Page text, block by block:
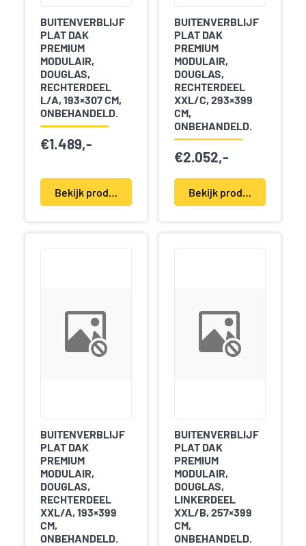
BUITENVERBLIJF
PLAT DAK
PREMIUM
MODULAIR,
DOUGLAS,
RECHTERDEEL
L/A, 193×307 CM,
ONBEHANDELD.
€1.489,-
BUITENVERBLIJF
PLAT DAK
PREMIUM
MODULAIR,
DOUGLAS,
RECHTERDEEL
XXL/C, 293×399
CM,
ONBEHANDELD.
€2.052,-
BUITENVERBLIJF
PLAT DAK
PREMIUM
MODULAIR,
DOUGLAS,
RECHTERDEEL
XXL/A, 193×399
CM,
ONBEHANDELD.
BUITENVERBLIJF
PLAT DAK
PREMIUM
MODULAIR,
DOUGLAS,
LINKERDEEL
XXL/B, 257×399
CM,
ONBEHANDELD.